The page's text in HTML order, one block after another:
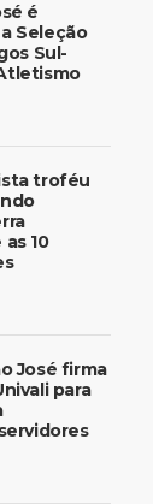
é
Seleção
Sul-
troféu
10
José firma
para